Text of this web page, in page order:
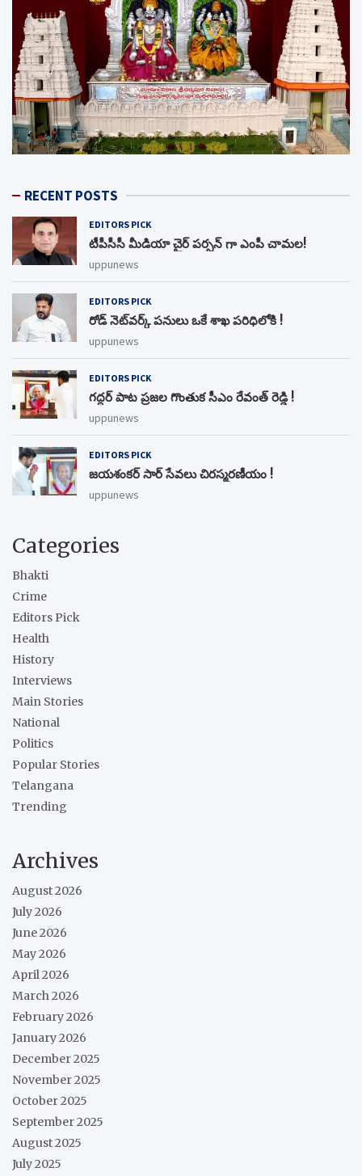
RECENT POSTS
EDITORS PICK
టీపీసీసీ మీడియా చైర్ పర్సన్ గా ఎంపీ చామల!
uppunews
EDITORS PICK
రోడ్ నెట్‌వర్క్‌ పనులు ఒకే శాఖ పరిధిలోకి !
uppunews
EDITORS PICK
గద్దర్ పాట ప్రజల గొంతుక సీఎం రేవంత్ రెడ్డి !
uppunews
EDITORS PICK
జయశంకర్ సార్ సేవలు చిరస్మరణీయం !
uppunews
Categories
Bhakti
Crime
Editors Pick
Health
History
Interviews
Main Stories
National
Politics
Popular Stories
Telangana
Trending
Archives
August 2026
July 2026
June 2026
May 2026
April 2026
March 2026
February 2026
January 2026
December 2025
November 2025
October 2025
September 2025
August 2025
July 2025